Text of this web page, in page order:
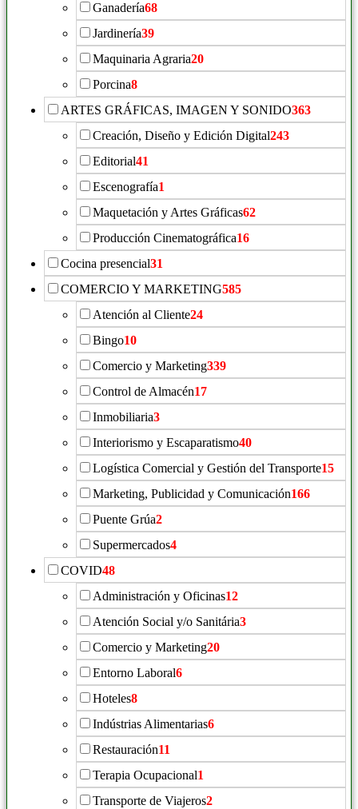
Ganadería68
Jardinería39
Maquinaria Agraria20
Porcina8
ARTES GRÁFICAS, IMAGEN Y SONIDO363
Creación, Diseño y Edición Digital243
Editorial41
Escenografía1
Maquetación y Artes Gráficas62
Producción Cinematográfica16
Cocina presencial31
COMERCIO Y MARKETING585
Atención al Cliente24
Bingo10
Comercio y Marketing339
Control de Almacén17
Inmobiliaria3
Interiorismo y Escaparatismo40
Logística Comercial y Gestión del Transporte15
Marketing, Publicidad y Comunicación166
Puente Grúa2
Supermercados4
COVID48
Administración y Oficinas12
Atención Social y/o Sanitária3
Comercio y Marketing20
Entorno Laboral6
Hoteles8
Indústrias Alimentarias6
Restauración11
Terapia Ocupacional1
Transporte de Viajeros2